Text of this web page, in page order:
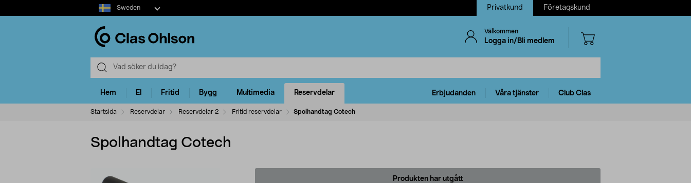
Select
market
Sweden Privatkund Företagskund
Välkommen
Logga in/Bli medlem
Hem El Fritid Bygg Multimedia Reservdelar Erbjudanden Våra tjänster Club Clas
Startsida Reservdelar Reservdelar 2 Fritid reservdelar Spolhandtag Cotech
Spolhandtag Cotech
Produkten har utgått